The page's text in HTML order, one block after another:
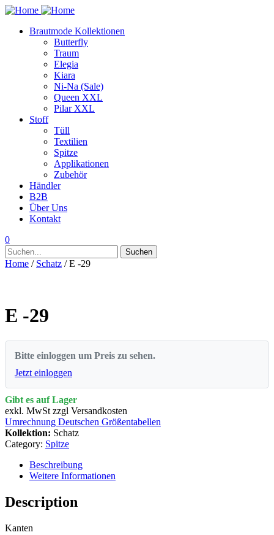
Brautmode Kollektionen
Butterfly
Traum
Elegia
Kiara
Ni-Na (Sale)
Queen XXL
Pilar XXL
Stoff
Tüll
Textilien
Spitze
Applikationen
Zubehör
Händler
B2B
Über Uns
Kontakt
0
Suchen
nach:
Suchen
Home / Schatz / E -29
E -29
Bitte einloggen um Preis zu sehen.
Jetzt einloggen
Gibt es auf Lager
exkl. MwSt zzgl Versandkosten
Umrechnung Deutschen Größentabellen
Kollektion: Schatz
Category: Spitze
Beschreibung
Weitere Informationen
Description
Kanten